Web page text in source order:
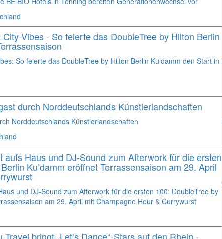
Vibes - So feierte das DoubleTree by Hilton Berlin
So feierte das DoubleTree by Hilton Berlin Ku’damm den Start in
durch Norddeutschlands Künstlerlandschaften
Norddeutschlands Künstlerlandschaften
aufs Haus und DJ-Sound zum Afterwork für die ersten
Ku’damm eröffnet Terrassensaison am 29. April
und DJ-Sound zum Afterwork für die ersten 100: DoubleTree by
am 29. April mit Champagne Hour & Currywurst
bringt „Let’s Dance“-Stars auf den Rhein -